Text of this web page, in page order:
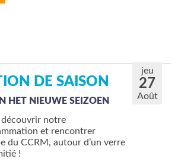
jeu
27
Août
DE SAISON
HET NIEUWE SEIZOEN
découvrir notre
et rencontrer
du CCRM, autour d’un verre
!